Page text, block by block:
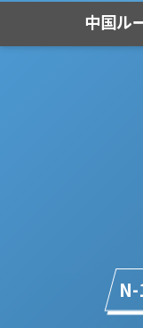
中国ル